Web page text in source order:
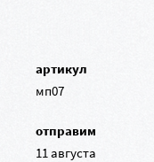
артикул
мп07
отправим
11 августа